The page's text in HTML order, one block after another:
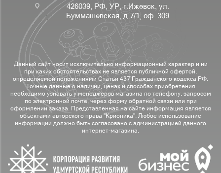
426039, РФ, УР, г.Ижевск, ул.
Буммашевская, д.7/1, оф. 309
Данный сайт носит исключительно информационный характер и ни
при каких обстоятельствах не является публичной офертой,
определяемой положениями Статьи 437 Гражданского кодекса РФ.
Точные данные о наличии, ценах и способах приобретения
необходимо узнавать у менеджеров магазина по телефону, запросом
по электронной почте, через форму обратной связи или при
оформлении заказа. Представленная на сайте информация является
объектами авторского права "Крионика". Любое использование
информации должно быть согласовано с администрацией данного
интернет-магазина.